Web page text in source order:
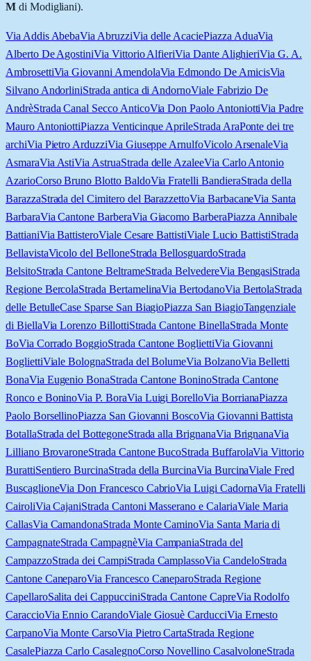
Mdi Modigliani).
Via Addis AbebaVia AbruzziVia delle AcaciePiazza AduaVia
Alberto De AgostiniVia Vittorio AlfieriVia Dante AlighieriVia G. A.
AmbrosettiVia Giovanni AmendolaVia Edmondo De AmicisVia
Silvano AndorliniStrada antica di AndornoViale Fabrizio De
AndrèStrada Canal Secco AnticoVia Don Paolo AntoniottiVia Padre
Mauro AntoniottiPiazza Venticinque AprileStrada AraPonte dei tre
archiVia Pietro ArduzziVia Giuseppe ArnulfoVicolo ArsenaleVia
AsmaraVia AstiVia AstruaStrada delle AzaleeVia Carlo Antonio
AzarioCorso Bruno Blotto BaldoVia Fratelli BandieraStrada della
BarazzaStrada del Cimitero del BarazzettoVia BarbacaneVia Santa
BarbaraVia Cantone BarberaVia Giacomo BarberaPiazza Annibale
BattianiVia BattisteroViale Cesare BattistiViale Lucio BattistiStrada
BellavistaVicolo del BelloneStrada BellosguardoStrada
BelsitoStrada Cantone BeltrameStrada BelvedereVia BengasiStrada
Regione BercolaStrada BertamelinaVia BertodanoVia BertolaStrada
delle BetulleCase Sparse San BiagioPiazza San BiagioTangenziale
di BiellaVia Lorenzo BillottiStrada Cantone BinellaStrada Monte
BoVia Corrado BoggioStrada Cantone BogliettiVia Giovanni
BogliettiViale BolognaStrada del BolumeVia BolzanoVia Belletti
BonaVia Eugenio BonaStrada Cantone BoninoStrada Cantone
Ronco e BoninoVia P. BoraVia Luigi BorelloVia BorrianaPiazza
Paolo BorsellinoPiazza San Giovanni BoscoVia Giovanni Battista
BotallaStrada del BottegoneStrada alla BrignanaVia BrignanaVia
Lilliano BrovaroneStrada Cantone BucoStrada BuffarolaVia Vittorio
BurattiSentiero BurcinaStrada della BurcinaVia BurcinaViale Fred
BuscaglioneVia Don Francesco CabrioVia Luigi CadornaVia Fratelli
CairoliVia CajaniStrada Cantoni Masserano e CalariaViale Maria
CallasVia CamandonaStrada Monte CaminoVia Santa Maria di
CampagnateStrada CampagnèVia CampaniaStrada del
CampazzoStrada dei CampiStrada CamplassoVia CandeloStrada
Cantone CaneparoVia Francesco CaneparoStrada Regione
CapellaroSalita dei CappucciniStrada Cantone CapreVia Rodolfo
CaraccioVia Ennio CarandoViale Giosuè CarducciVia Ernesto
CarpanoVia Monte CarsoVia Pietro CartaStrada Regione
CasalePiazza Carlo CasalegnoCorso Novellino CasalvoloneStrada